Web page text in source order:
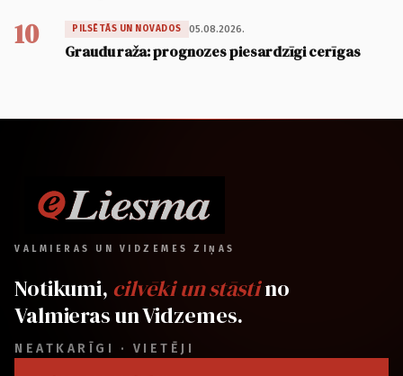
10 PILSĒTĀS UN NOVADOS 05.08.2026.
Graudu raža: prognozes piesardzīgi cerīgas
VALMIERAS UN VIDZEMES ZIŅAS
Notikumi, cilvēki un stāstino
Valmieras un Vidzemes.
NEATKARĪGI · VIETĒJI